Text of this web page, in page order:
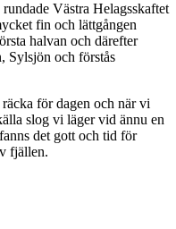
Västra Helagsskaftet
fin och lättgången
halvan och därefter
Sylsjön och förstås
för dagen och när vi
slog vi läger vid ännu en
det gott och tid för
fjällen.